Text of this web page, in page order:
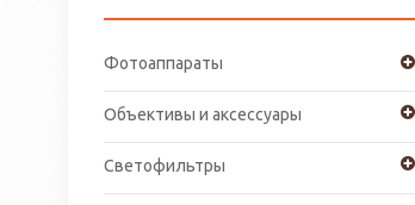
Фотоаппараты
Объективы и аксессуары
Светофильтры